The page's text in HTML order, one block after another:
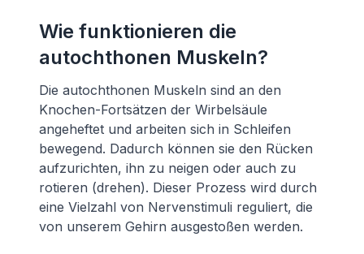
Wie funktionieren die
autochthonen Muskeln?
Die autochthonen Muskeln sind an den
Knochen-Fortsätzen der Wirbelsäule
angeheftet und arbeiten sich in Schleifen
bewegend. Dadurch können sie den Rücken
aufzurichten, ihn zu neigen oder auch zu
rotieren (drehen). Dieser Prozess wird durch
eine Vielzahl von Nervenstimuli reguliert, die
von unserem Gehirn ausgestoßen werden.